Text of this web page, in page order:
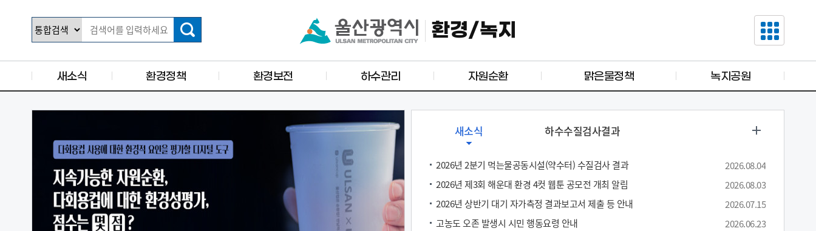
환경/녹지
새소식 환경정책 환경보전 하수관리 자원순환 맑은물정책 녹지공원
새소식
2026년 2분기 먹는물공동시설(약수터) 수질검사 결과
2026.08.04
2026년 제3회 해운대 환경 4컷 웹툰 공모전 개최 알림
2026.08.03
2026년 상반기 대기 자가측정 결과보고서 제출 등 안내
2026.07.15
고농도 오존 발생시 시민 행동요령 안내
2026.06.23
하수수질검사결과